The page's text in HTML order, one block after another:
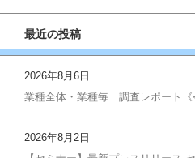
最近の投稿
2026年8月6日
業種全体・業種毎 調査レポート《
2026年8月2日